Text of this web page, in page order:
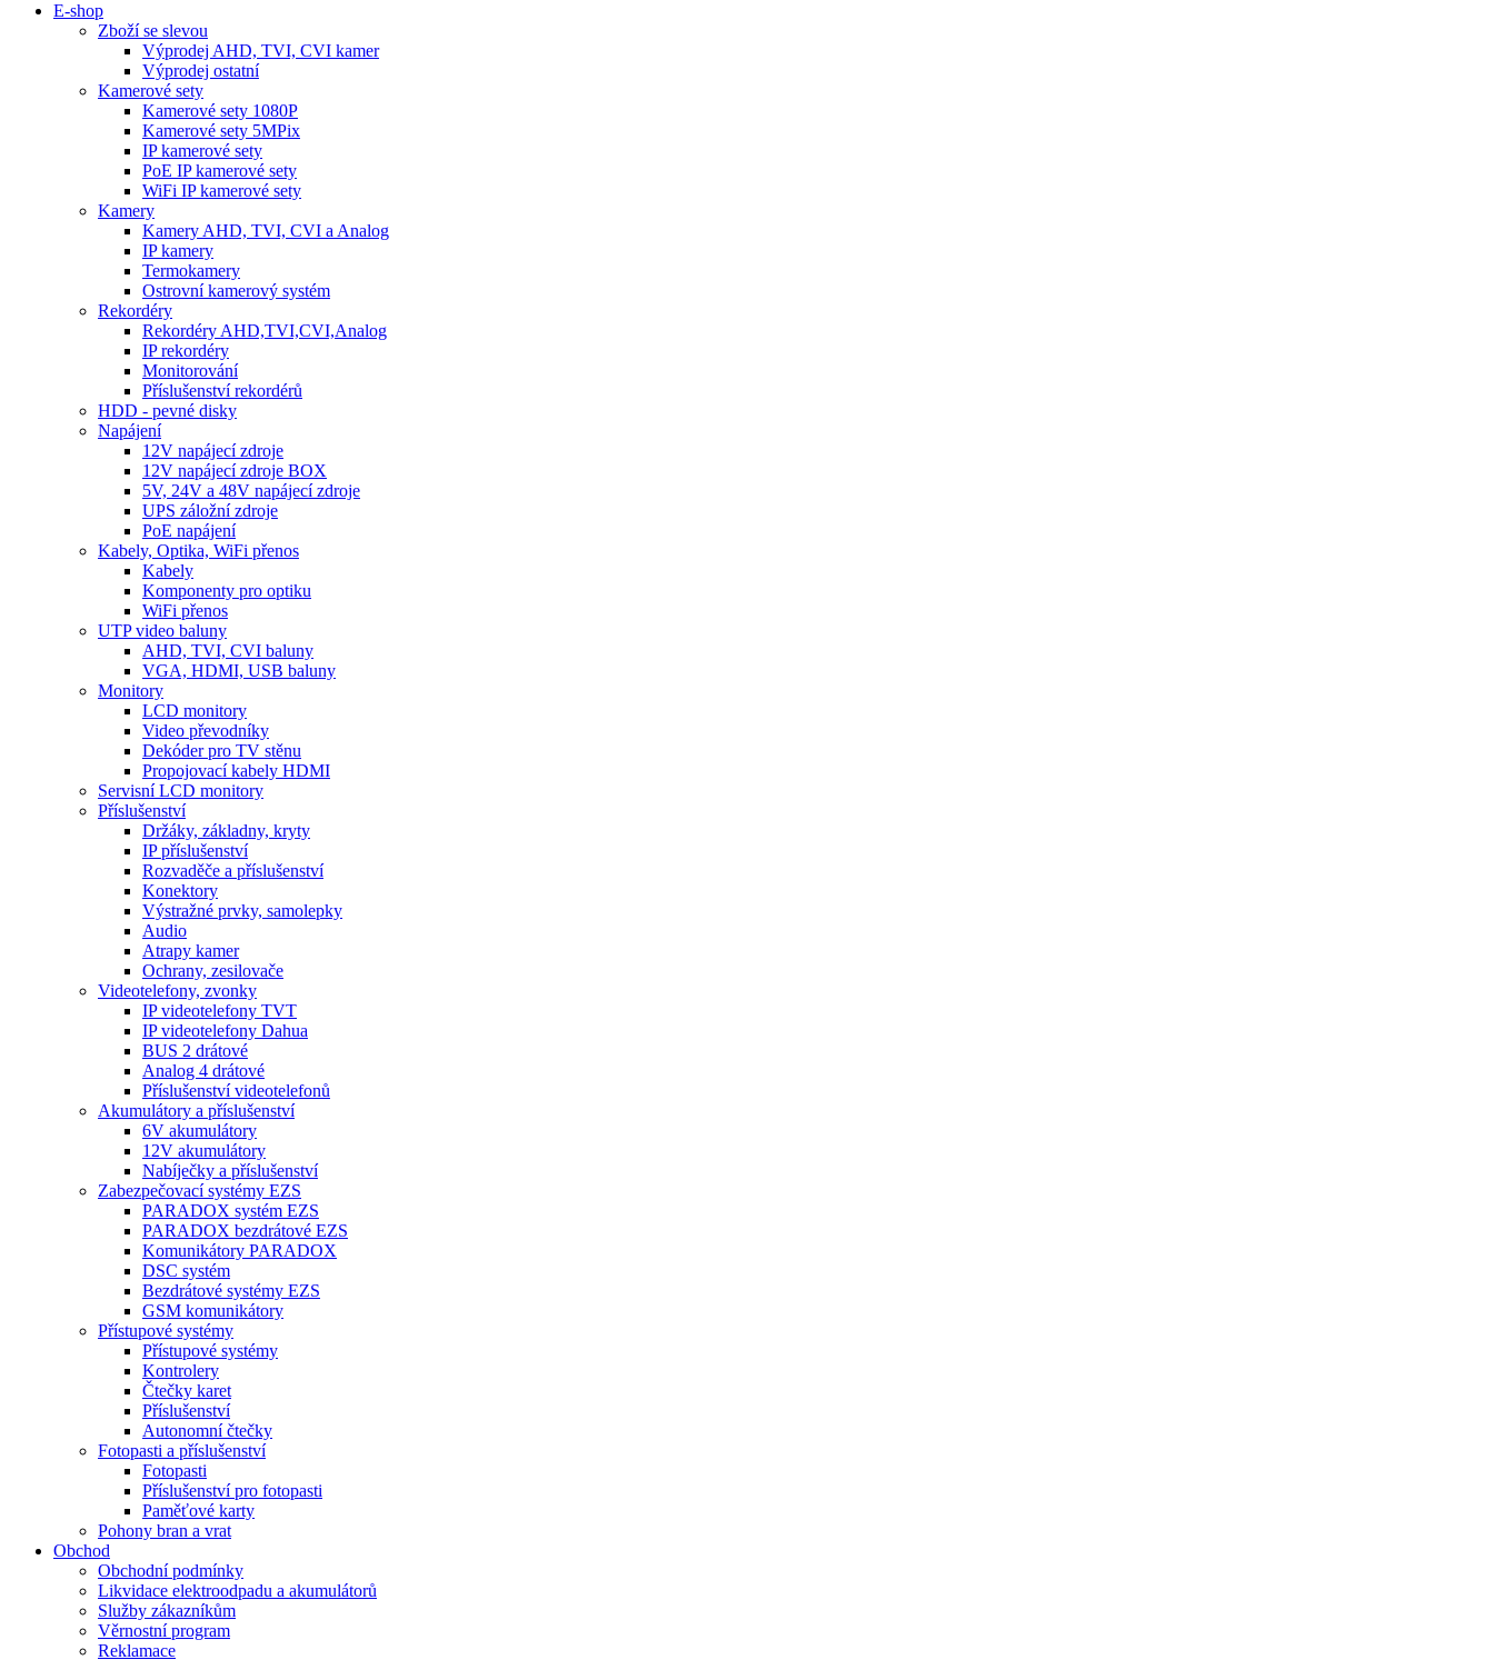
E-shop
Zboží se slevou
Výprodej AHD, TVI, CVI kamer
Výprodej ostatní
Kamerové sety
Kamerové sety 1080P
Kamerové sety 5MPix
IP kamerové sety
PoE IP kamerové sety
WiFi IP kamerové sety
Kamery
Kamery AHD, TVI, CVI a Analog
IP kamery
Termokamery
Ostrovní kamerový systém
Rekordéry
Rekordéry AHD,TVI,CVI,Analog
IP rekordéry
Monitorování
Příslušenství rekordérů
HDD - pevné disky
Napájení
12V napájecí zdroje
12V napájecí zdroje BOX
5V, 24V a 48V napájecí zdroje
UPS záložní zdroje
PoE napájení
Kabely, Optika, WiFi přenos
Kabely
Komponenty pro optiku
WiFi přenos
UTP video baluny
AHD, TVI, CVI baluny
VGA, HDMI, USB baluny
Monitory
LCD monitory
Video převodníky
Dekóder pro TV stěnu
Propojovací kabely HDMI
Servisní LCD monitory
Příslušenství
Držáky, základny, kryty
IP příslušenství
Rozvaděče a příslušenství
Konektory
Výstražné prvky, samolepky
Audio
Atrapy kamer
Ochrany, zesilovače
Videotelefony, zvonky
IP videotelefony TVT
IP videotelefony Dahua
BUS 2 drátové
Analog 4 drátové
Příslušenství videotelefonů
Akumulátory a příslušenství
6V akumulátory
12V akumulátory
Nabíječky a příslušenství
Zabezpečovací systémy EZS
PARADOX systém EZS
PARADOX bezdrátové EZS
Komunikátory PARADOX
DSC systém
Bezdrátové systémy EZS
GSM komunikátory
Přístupové systémy
Přístupové systémy
Kontrolery
Čtečky karet
Příslušenství
Autonomní čtečky
Fotopasti a příslušenství
Fotopasti
Příslušenství pro fotopasti
Paměťové karty
Pohony bran a vrat
Obchod
Obchodní podmínky
Likvidace elektroodpadu a akumulátorů
Služby zákazníkům
Věrnostní program
Reklamace